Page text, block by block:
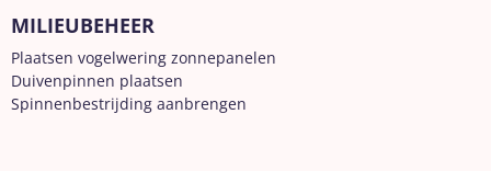
MILIEUBEHEER
Plaatsen vogelwering zonnepanelen
Duivenpinnen plaatsen
Spinnenbestrijding aanbrengen